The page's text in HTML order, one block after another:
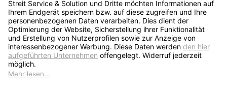
Bleiben Sie auf dem Laufenden und abonnieren Sie
gerne unseren Newsletter:
Abonnieren